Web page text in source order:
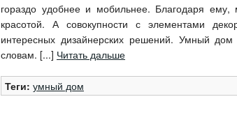
гораздо удобнее и мобильнее. Благодаря
красотой. А совокупности с элементами
интересных дизайнерских решений. Умный
словам. [...] Читать дальше
Теги: умный дом